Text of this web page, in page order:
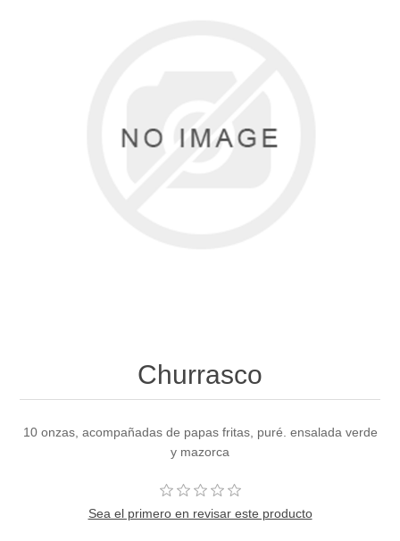
Churrasco
10 onzas, acompañadas de papas fritas, puré. ensalada verde
y mazorca
Sea el primero en revisar este producto